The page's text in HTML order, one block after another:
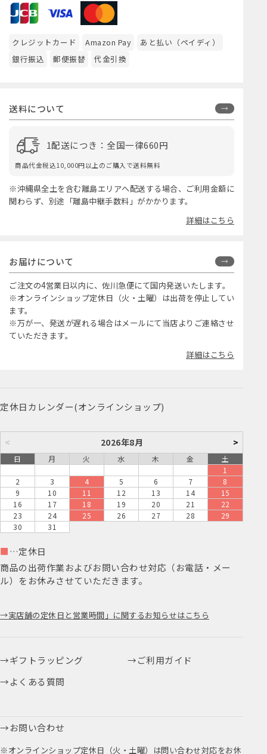
クレジットカード Amazon Pay
あと払い（ペイディ）
銀行振込
郵便振替 代金引換
送料について
1配送につき：全国一律660円
商品代金税込10,000円以上のご購入で送料無料
※沖縄県全土を含む離島エリアへ配送する場合、ご利用金額に
関わらず、別途「離島中継手数料」がかかります。
詳細はこちら
お届けについて
ご注文の4営業日以内に、佐川急便にて国内発送いたします。
※オンラインショップ定休日（火・土曜）は出荷を停止してい
ます。
※万が一、発送が遅れる場合はメールにて当店よりご連絡させ
ていただきます。
詳細はこちら
定休日カレンダー(オンラインショップ)
< 2026年8月 >
日 月 火 水 木 金
土
1
2
3 4 5 6 7
8
9
10 11 12 13 14
15
16
17 18 19 20 21
22
23
24 25 26 27 28
29
30
31
■ …定休日
商品の出荷作業およびお問い合わせ対応（お電話・メー
ル）をお休みさせていただきます。
実店舗の定休日と営業時間」に関するお知らせはこちら
ギフトラッピング
ご利用ガイド
よくある質問
お問い合わせ
※オンラインショップ定休日（火・土曜）は問い合わせ対応をお休